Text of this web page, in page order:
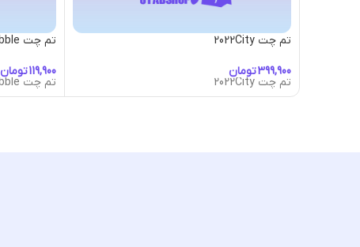
تم چت 2022City
تومان
تم چت 2022City
تم چت Abstract-Bubble
تومان
تم چت Abstract-Bubble